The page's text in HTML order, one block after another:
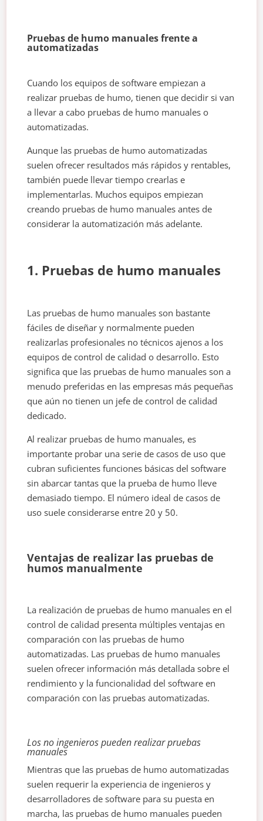
Pruebas de humo manuales frente a
automatizadas
Cuando los equipos de software empiezan a
realizar pruebas de humo, tienen que decidir si van
a llevar a cabo pruebas de humo manuales o
automatizadas.
Aunque las pruebas de humo automatizadas
suelen ofrecer resultados más rápidos y rentables,
también puede llevar tiempo crearlas e
implementarlas. Muchos equipos empiezan
creando pruebas de humo manuales antes de
considerar la automatización más adelante.
1. Pruebas de humo manuales
Las pruebas de humo manuales son bastante
fáciles de diseñar y normalmente pueden
realizarlas profesionales no técnicos ajenos a los
equipos de control de calidad o desarrollo. Esto
significa que las pruebas de humo manuales son a
menudo preferidas en las empresas más pequeñas
que aún no tienen un jefe de control de calidad
dedicado.
Al realizar pruebas de humo manuales, es
importante probar una serie de casos de uso que
cubran suficientes funciones básicas del software
sin abarcar tantas que la prueba de humo lleve
demasiado tiempo. El número ideal de casos de
uso suele considerarse entre 20 y 50.
Ventajas de realizar las pruebas de
humos manualmente
La realización de pruebas de humo manuales en el
control de calidad presenta múltiples ventajas en
comparación con las pruebas de humo
automatizadas. Las pruebas de humo manuales
suelen ofrecer información más detallada sobre el
rendimiento y la funcionalidad del software en
comparación con las pruebas automatizadas.
Los no ingenieros pueden realizar pruebas
manuales
Mientras que las pruebas de humo automatizadas
suelen requerir la experiencia de ingenieros y
desarrolladores de software para su puesta en
marcha, las pruebas de humo manuales pueden